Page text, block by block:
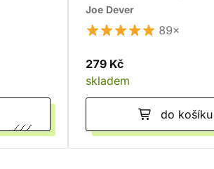
Joe Dever
89×
279 Kč
skladem
do košíku